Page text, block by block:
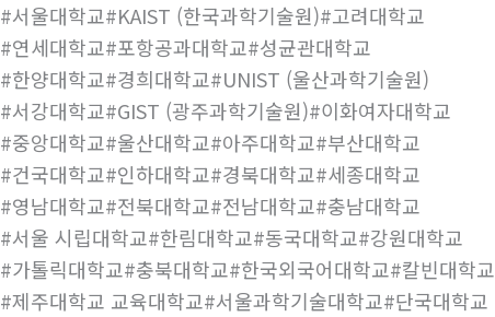
#서울대학교#KAIST (한국과학기술원)#고려대학교
#연세대학교#포항공과대학교#성균관대학교
#한양대학교#경희대학교#UNIST (울산과학기술원)
#서강대학교#GIST (광주과학기술원)#이화여자대학교
#중앙대학교#울산대학교#아주대학교#부산대학교
#건국대학교#인하대학교#경북대학교#세종대학교
#영남대학교#전북대학교#전남대학교#충남대학교
#서울 시립대학교#한림대학교#동국대학교#강원대학교
#가톨릭대학교#충북대학교#한국외국어대학교#칼빈대학교
#제주대학교 교육대학교#서울과학기술대학교#단국대학교